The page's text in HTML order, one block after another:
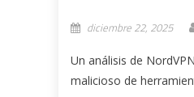
diciembre 22, 2025
Un análisis de
malicioso de